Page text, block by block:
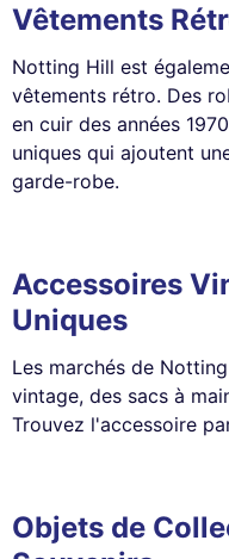
Vêtements
Notting Hill est
vêtements rétro. Des
en cuir des années
uniques qui ajoutent
garde-robe.
Accessoires
Uniques
Les marchés de
vintage, des sacs à
Trouvez l'accessoire
Objets de